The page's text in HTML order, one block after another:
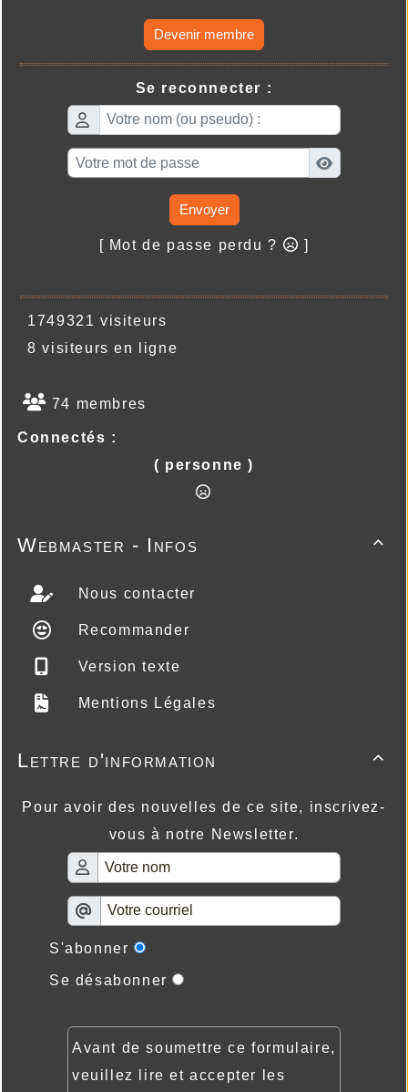
Devenir membre
Se reconnecter :
Envoyer
[ Mot de passe perdu ? ]
1749321 visiteurs
8 visiteurs en ligne
74 membres
Connectés :
( personne )

Webmaster - Infos
Nous contacter
Recommander
Version texte
Mentions Légales

Lettre d'information
Pour avoir des nouvelles de ce site, inscrivez-
vous à notre Newsletter.
S'abonner
Se désabonner
Avant de soumettre ce formulaire,
veuillez lire et accepter les